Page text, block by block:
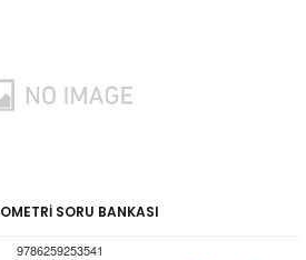
SORU BANKASI
9786259253541